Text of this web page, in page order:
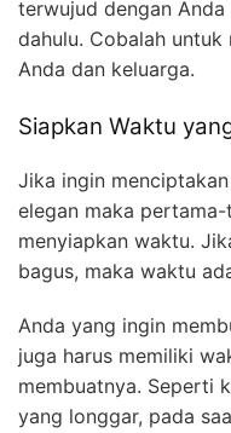
terwujud dengan
dahulu. Cobalah untuk
Anda dan keluarga.
Siapkan Waktu
Jika ingin
elegan maka
menyiapkan waktu.
bagus, maka waktu
Anda yang ingin
juga harus memiliki
membuatnya. Seperti
yang longgar, pada